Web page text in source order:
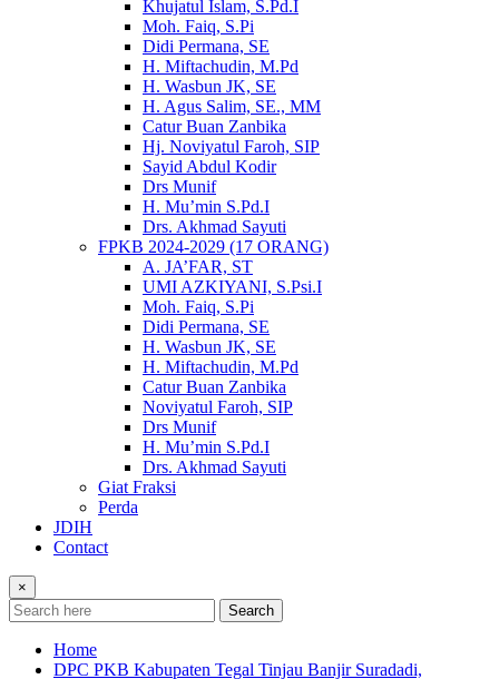
Khujatul Islam, S.Pd.I
Moh. Faiq, S.Pi
Didi Permana, SE
H. Miftachudin, M.Pd
H. Wasbun JK, SE
H. Agus Salim, SE., MM
Catur Buan Zanbika
Hj. Noviyatul Faroh, SIP
Sayid Abdul Kodir
Drs Munif
H. Mu’min S.Pd.I
Drs. Akhmad Sayuti
FPKB 2024-2029 (17 ORANG)
A. JA’FAR, ST
UMI AZKIYANI, S.Psi.I
Moh. Faiq, S.Pi
Didi Permana, SE
H. Wasbun JK, SE
H. Miftachudin, M.Pd
Catur Buan Zanbika
Noviyatul Faroh, SIP
Drs Munif
H. Mu’min S.Pd.I
Drs. Akhmad Sayuti
Giat Fraksi
Perda
JDIH
Contact
×
Search
Home
DPC PKB Kabupaten Tegal Tinjau Banjir Suradadi,